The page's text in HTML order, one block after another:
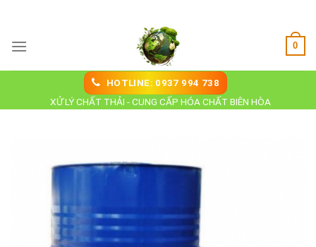
content
0
HOTLINE: 0937 994 738
XỬ LÝ CHẤT THẢI - CUNG CẤP HÓA CHẤT BIÊN HÒA